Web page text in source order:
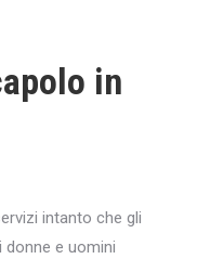
in
intanto che gli
e uomini